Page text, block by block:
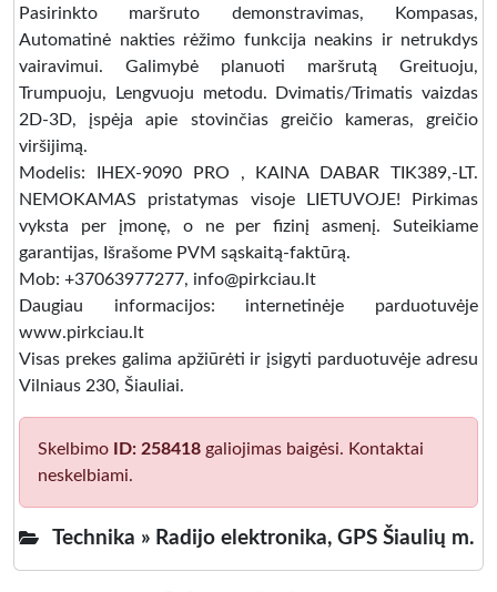
Pasirinkto maršruto demonstravimas, Kompasas,
Automatinė nakties rėžimo funkcija neakins ir netrukdys
vairavimui. Galimybė planuoti maršrutą Greituoju,
Trumpuoju, Lengvuoju metodu. Dvimatis/Trimatis vaizdas
2D-3D, įspėja apie stovinčias greičio kameras, greičio
viršijimą.
Modelis: IHEX-9090 PRO , KAINA DABAR TIK389,-LT.
NEMOKAMAS pristatymas visoje LIETUVOJE! Pirkimas
vyksta per įmonę, o ne per fizinį asmenį. Suteikiame
garantijas, Išrašome PVM sąskaitą-faktūrą.
Mob: +37063977277, info@pirkciau.lt
Daugiau informacijos: internetinėje parduotuvėje
www.pirkciau.lt
Visas prekes galima apžiūrėti ir įsigyti parduotuvėje adresu
Vilniaus 230, Šiauliai.
Skelbimo ID: 258418 galiojimas baigėsi. Kontaktai
neskelbiami.
Technika » Radijo elektronika, GPS Šiaulių m.